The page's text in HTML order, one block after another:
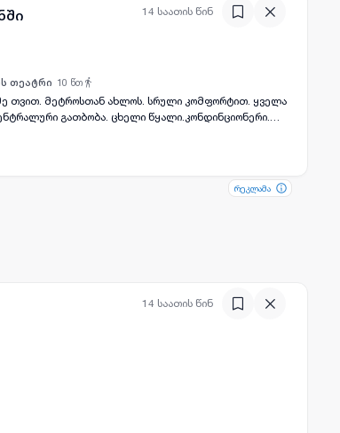
14 საათის წინ
ყველა ფოტო+(4 )
თეატრი 10 წთ
გათბობა. ცხელი წყალი.კონდინციონერი.
რეკლამა
რეკლამა
14 საათის წინ